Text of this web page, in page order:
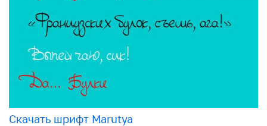
Скачать шрифт Marutya